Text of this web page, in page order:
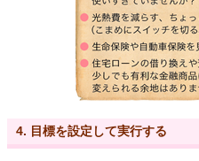
4. 目標を設定して実行する